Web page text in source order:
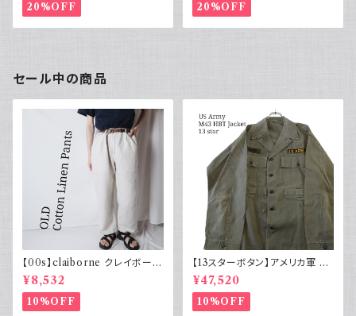
20%OFF 20%OFF
セール中の商品
【00s】claiborne クレイボーン
リネンコットンパンツ ツータック
¥8,532
10%OFF
【13スターボタン】アメリカ軍 M
43 HBT ジャケット パッチ 軍物
実物
¥47,520
10%OFF